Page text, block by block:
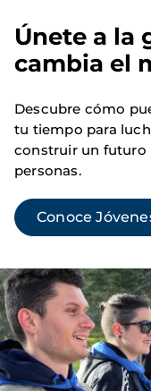
Imagen
Únete a la
cambia el
Descubre cómo
tu tiempo para
construir un futuro
personas.
Conoce